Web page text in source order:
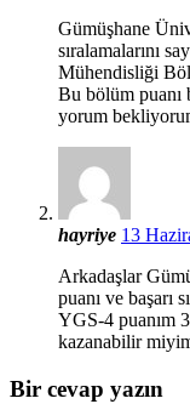
Gümüşhane
sıralamalarını
Mühendisliği
Bu bölüm puanı
yorum
hayriye 13
Arkadaşlar
puanı ve başarı
YGS-4 puanım
kazanabilir
Bir cevap yazın